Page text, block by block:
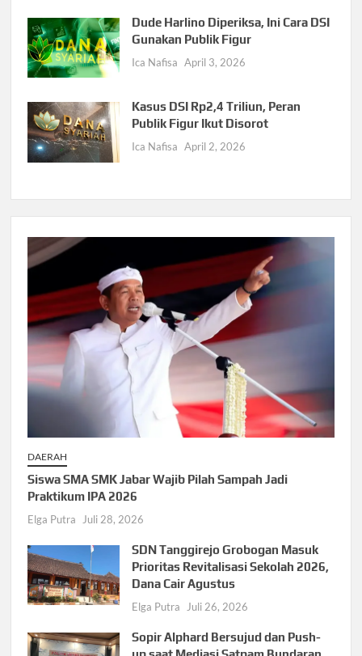
Dude Harlino Diperiksa, Ini Cara DSI
Gunakan Publik Figur
Ica Nafisa April 3, 2026
Kasus DSI Rp2,4 Triliun, Peran
Publik Figur Ikut Disorot
Ica Nafisa April 2, 2026
DAERAH
Siswa SMA SMK Jabar Wajib Pilah Sampah Jadi
Praktikum IPA 2026
Elga Putra Juli 28, 2026
SDN Tanggirejo Grobogan Masuk
Prioritas Revitalisasi Sekolah 2026,
Dana Cair Agustus
Elga Putra Juli 26, 2026
Sopir Alphard Bersujud dan Push-